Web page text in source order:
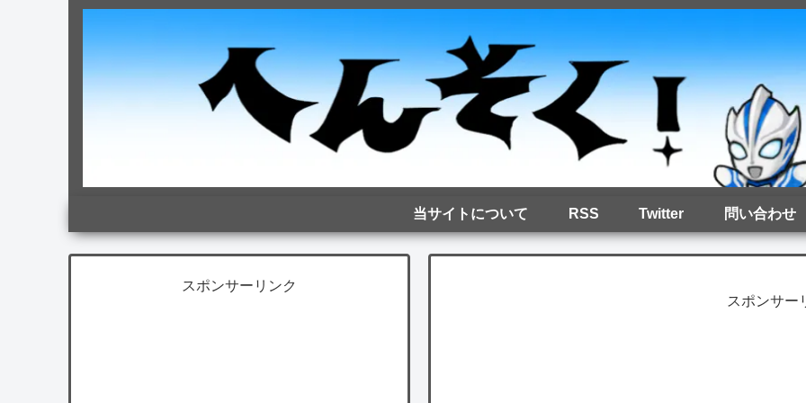
当サイトについて RSS Twitter 問い合わせ
スポンサー
スポンサーリンク